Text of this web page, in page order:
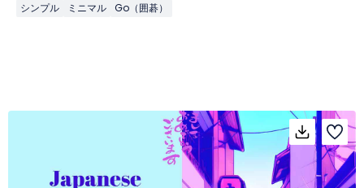
シンプル ミニマル Go（囲碁）